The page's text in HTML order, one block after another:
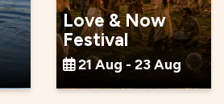
Love & Now
Festival
21 Aug - 23 Aug